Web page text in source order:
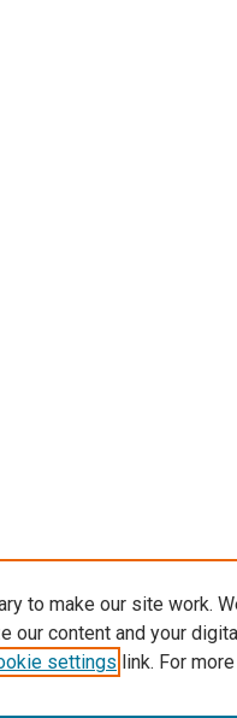
to make our site work.
our content and your
settings link. For